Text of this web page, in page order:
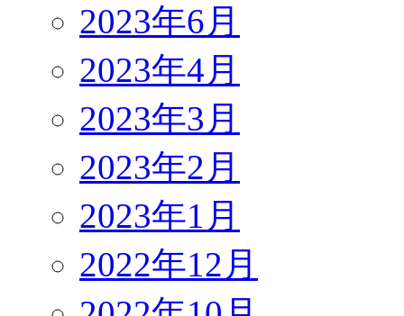
2023年6月
2023年4月
2023年3月
2023年2月
2023年1月
2022年12月